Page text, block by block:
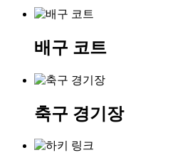
배구 코트
축구 경기장